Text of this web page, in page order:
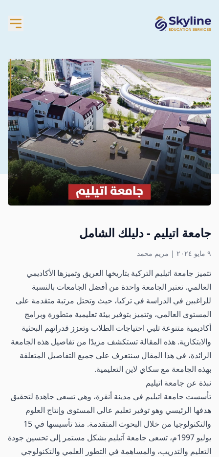
جامعة اتيليم - دليلك الشامل
٩ مايو ٢٠٢٤ | مريم محمد
تتميز جامعة اتيليم التركية بتاريخها العريق وتميزها الأكاديمي
العالمي. تعتبر الجامعة واحدة من أفضل الجامعات بالنسبة
للراغبين في الدراسة في تركيا، حيث وتحتل مرتبة متقدمة على
المستوى العالمي، وتتميز بتوفير بيئة تعليمية متطورة وبرامج
أكاديمية متنوعة تلبي احتياجات الطلاب وتعزز قدراتهم البحثية
والابتكارية. هذه المقالة تستكشف مزيدًا من تفاصيل هذه الجامعة
الرائدة، في هذا المقال سنتعرف على جميع التفاصيل المتعلقة
بهذه الجامعة مع سكاي لاين التعليمية.
نبذة عن جامعة اتيليم
تأسست جامعة اتيليم في مدينة أنقرة، وهي تسعى جاهدة لتحقيق
هدفها الرئيسي وهو توفير تعليم عالي المستوى وإنتاج العلوم
والتكنولوجيا من خلال البحوث المتقدمة. منذ تأسيسها في 15
يوليو 1997م، تسعى جامعة آتيليم بشكل مستمر إلى تحسين جودة
التعليم والتدريب، والمساهمة في التطور العلمي والتكنولوجي